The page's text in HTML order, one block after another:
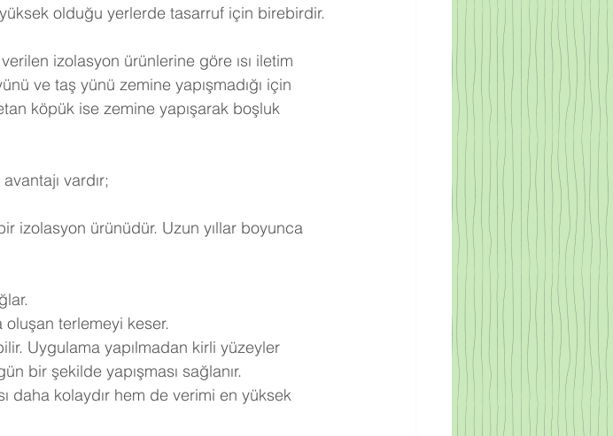
olduğu yerlerde tasarruf için birebirdir.
izolasyon ürünlerine göre ısı iletim
ve taş yünü zemine yapışmadığı için
köpük ise zemine yapışarak boşluk
vardır;
izolasyon ürünüdür. Uzun yıllar boyunca
oluşan terlemeyi keser.
Uygulama yapılmadan kirli yüzeyler
bir şekilde yapışması sağlanır.
daha kolaydır hem de verimi en yüksek